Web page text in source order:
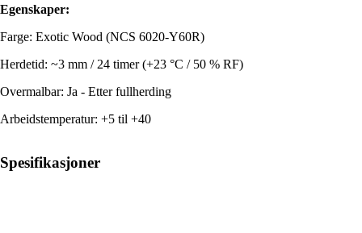
Egenskaper:
Farge: Exotic Wood (NCS 6020-Y60R)
Herdetid: ~3 mm / 24 timer (+23 °C / 50 % RF)
Overmalbar: Ja - Etter fullherding
Arbeidstemperatur: +5 til +40
Spesifikasjoner